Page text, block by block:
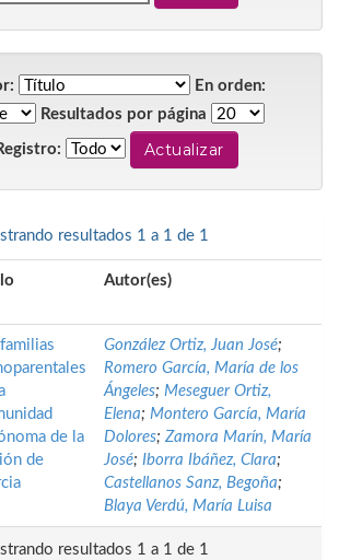
En orden:
Resultados por página
resultados 1 a 1 de 1
Autor(es)
de la
de
González Ortiz, Juan José;
Romero García, María de los
Ángeles; Meseguer Ortiz,
Elena; Montero García, María
Dolores; Zamora Marín, María
José; Iborra Ibáñez, Clara;
Castellanos Sanz, Begoña;
Blaya Verdú, María Luisa
resultados 1 a 1 de 1